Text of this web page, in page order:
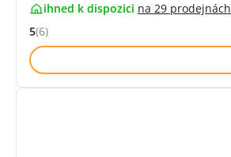
ihned k dispozici na 29 prodejnách
Hodnocení: 5 z 5 (6 recenzí)
5(6)